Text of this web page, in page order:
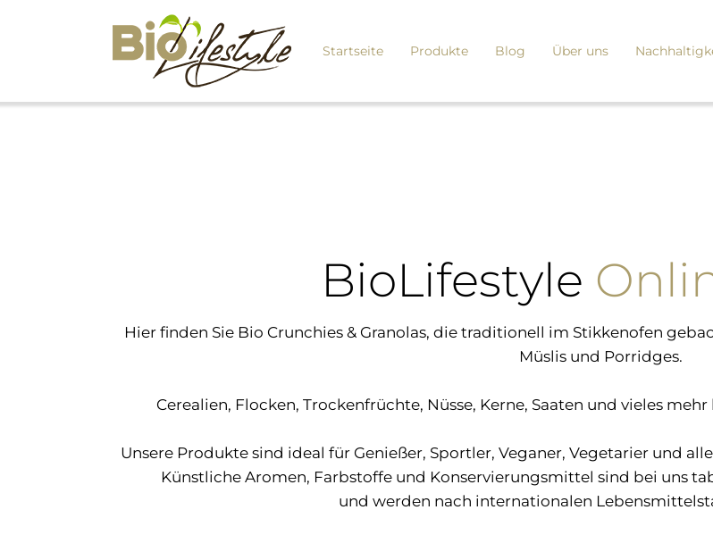
Startseite Produkte Blog Über uns
BioLifestyle
Hier finden Sie Bio Crunchies & Granolas, die traditionell im Stikkenofen
Müslis und Porridges.
Cerealien, Flocken, Trockenfrüchte, Nüsse, Kerne, Saaten und vieles
Unsere Produkte sind ideal für Genießer, Sportler, Veganer, Vegetarier und
Künstliche Aromen, Farbstoffe und Konservierungsmittel sind bei uns
und werden nach internationalen